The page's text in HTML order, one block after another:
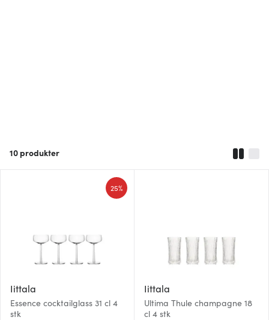
10 produkter
Iittala
Essence cocktailglass 31 cl 4
stk
25%
Iittala
Ultima Thule champagne 18
cl 4 stk